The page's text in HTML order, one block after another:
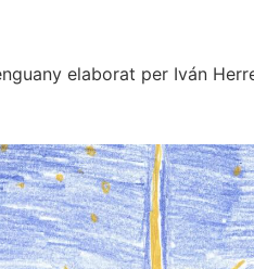
elaborat per Iván